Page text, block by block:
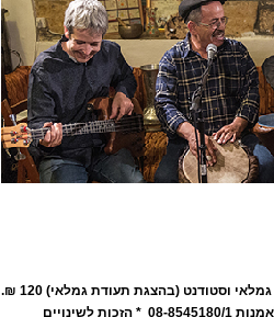
עלות לכל האירוע (כולל א.ערב ומופע "ג'יש"): 150 ₪ | מחיר גמלאי וסטודנט (בהצגת תעודת גמלאי) 120 ₪.
מספר המקומות מוגבל. רכישת כרטיסים: במוזיאון אשדוד לאמנות 08-8545180/1 * הזכות לשינויים